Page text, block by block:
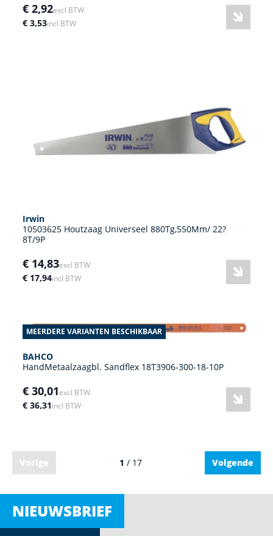
€ 2,92excl BTW
€ 3,53incl BTW
Irwin
10503625 Houtzaag Universeel 880Tg,550Mm/ 22?
8T/9P
€ 14,83excl BTW
€ 17,94incl BTW
MEERDERE VARIANTEN BESCHIKBAAR
BAHCO
HandMetaalzaagbl. Sandflex 18T3906-300-18-10P
€ 30,01excl BTW
€ 36,31incl BTW
Vorige 1 / 17 Volgende
NIEUWSBRIEF